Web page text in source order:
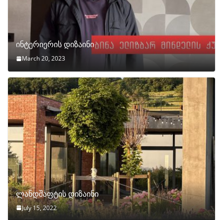
ინტერიერის დიზაინი
March 20, 2023
ლანდშაფტის დიზაინი
July 15, 2022